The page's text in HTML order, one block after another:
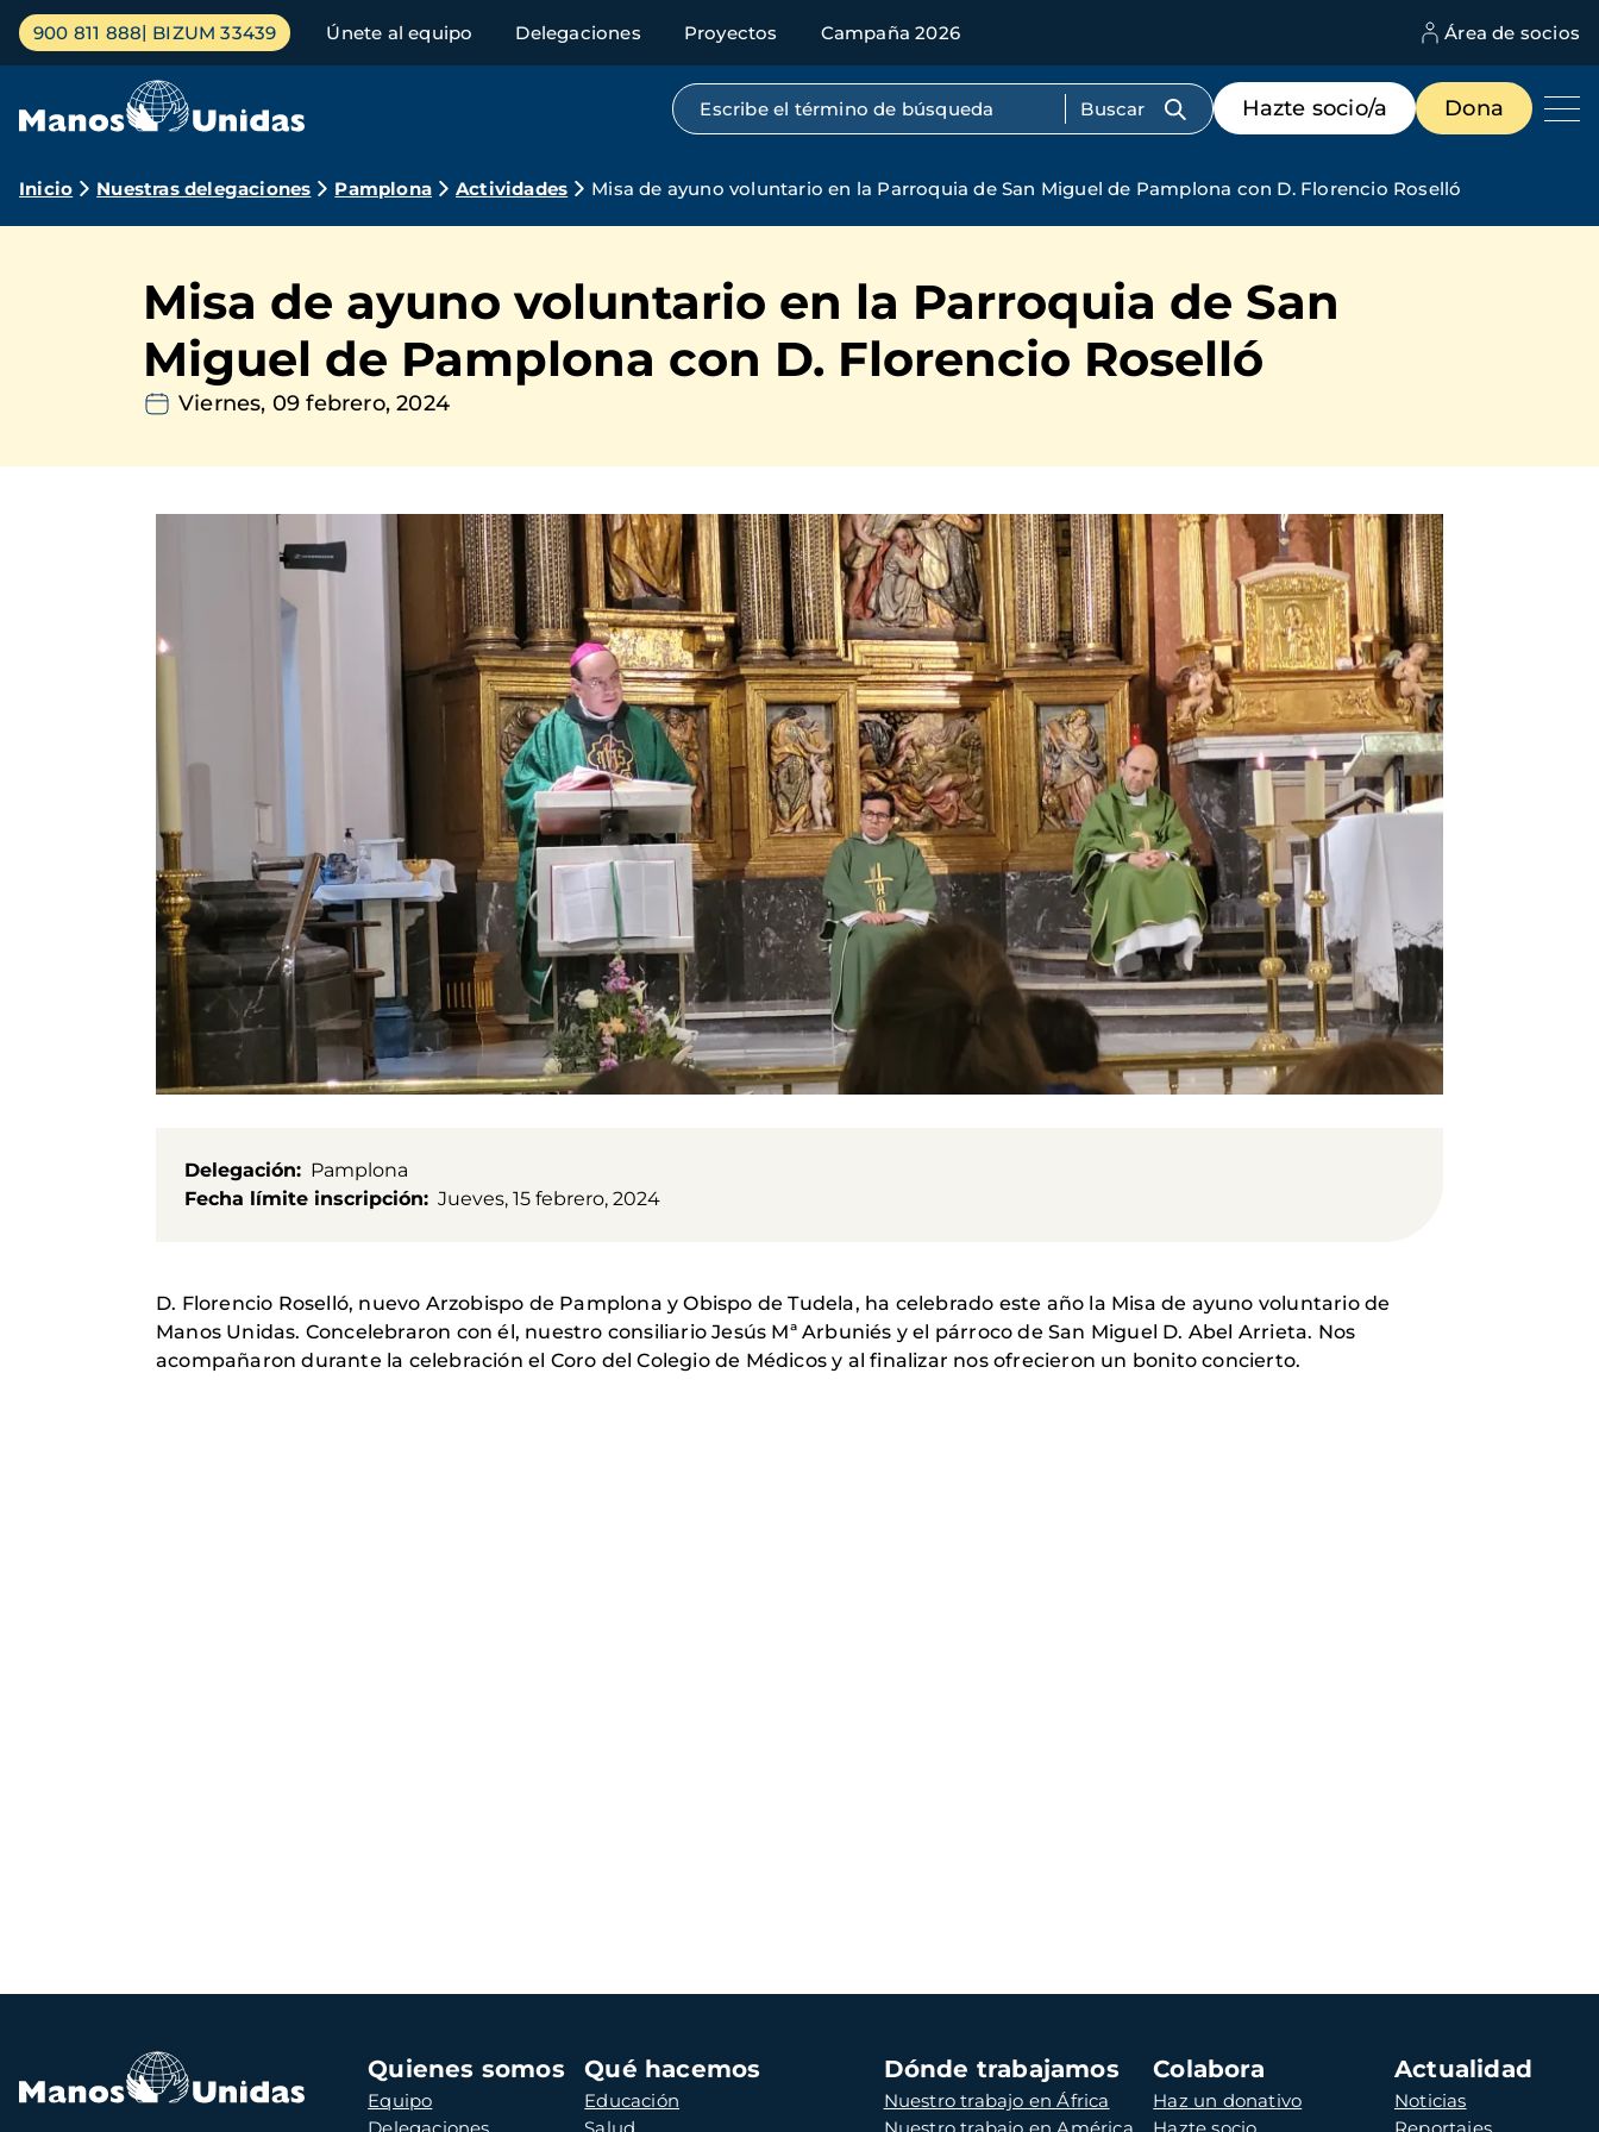
Pasar
contenido
Menú
principal
900 811 888 BIZUM 33439 Únete al equipo Delegaciones Proyectos Campaña 2026 Área de socios
Búsqueda por texto completo
Menú
de
destacados
Hazte socio/a Dona
Ruta
navegación
Inicio Nuestras delegaciones Pamplona Actividades Misa de ayuno voluntario en la Parroquia de San Miguel de Pamplona con D. Florencio Roselló
Misa de ayuno voluntario en la Parroquia de San
Miguel de Pamplona con D. Florencio Roselló
Viernes, 09 febrero, 2024
Delegación
Pamplona
Fecha límite inscripción
Jueves, 15 febrero, 2024
D. Florencio Roselló, nuevo Arzobispo de Pamplona y Obispo de Tudela, ha celebrado este año la Misa de ayuno voluntario de
Manos Unidas. Concelebraron con él, nuestro consiliario Jesús Mª Arbuniés y el párroco de San Miguel D. Abel Arrieta. Nos
acompañaron durante la celebración el Coro del Colegio de Médicos y al finalizar nos ofrecieron un bonito concierto.
Navegación
principal
Quienes somos
Equipo
Delegaciones
Qué hacemos
Educación
Salud
Dónde trabajamos
Nuestro trabajo en África
Nuestro trabajo en América
Colabora
Haz un donativo
Hazte socio
Actualidad
Noticias
Reportajes